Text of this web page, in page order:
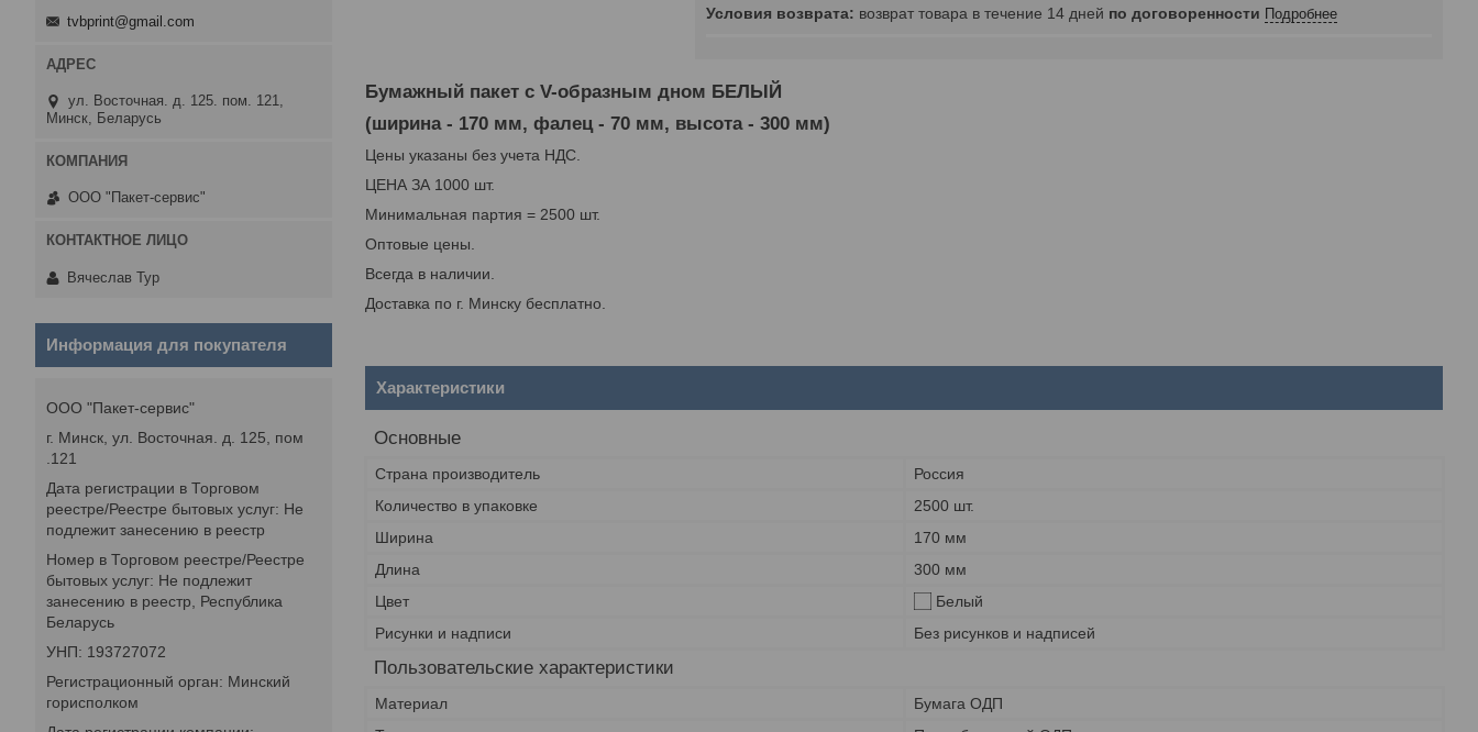
возврат товара в течение 14 дней по договоренности Подробнее
Бумажный пакет с V-образным дном БЕЛЫЙ
(ширина - 170 мм, фалец - 70 мм, высота - 300 мм)
Цены указаны без учета НДС.
ЦЕНА ЗА 1000 шт.
Минимальная партия = 2500 шт.
Оптовые цены.
Всегда в наличии.
Доставка по г. Минску бесплатно.
Характеристики
Основные
Страна производитель
Россия
Количество в упаковке
2500 шт.
Ширина
170 мм
Длина
300 мм
Цвет
Белый
Рисунки и надписи
Без рисунков и надписей
Пользовательские характеристики
Материал
Бумага ОДП
tvbprint@gmail.com
ул. Восточная. д. 125. пом. 121,
Минск, Беларусь
ООО "Пакет-сервис"
Вячеслав Тур
Информация для покупателя
ООО "Пакет-сервис"
г. Минск, ул. Восточная. д. 125, пом
.121
Дата регистрации в Торговом
реестре/Реестре бытовых услуг: Не
подлежит занесению в реестр
Номер в Торговом реестре/Реестре
бытовых услуг: Не подлежит
занесению в реестр, Республика
Беларусь
УНП: 193727072
Регистрационный орган: Минский
горисполком